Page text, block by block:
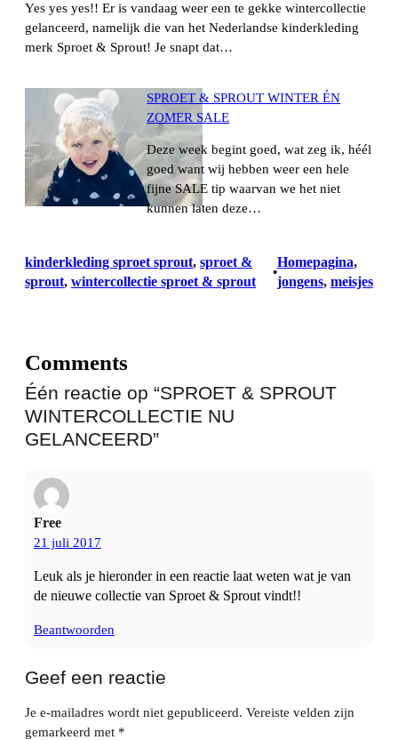
Yes yes yes!! Er is vandaag weer een te gekke wintercollectie
gelanceerd, namelijk die van het Nederlandse kinderkleding
merk Sproet & Sprout! Je snapt dat…
SPROET & SPROUT WINTER ÉN
ZOMER SALE
Deze week begint goed, wat zeg ik, héél
goed want wij hebben weer een hele
fijne SALE tip waarvan we het niet
kunnen laten deze…
kinderkleding sproet sprout, sproet &
sprout, wintercollectie sproet & sprout
•
Homepagina ,
jongens, meisjes
Comments
Één reactie op “SPROET & SPROUT
WINTERCOLLECTIE NU
GELANCEERD”
Free
21 juli 2017
Leuk als je hieronder in een reactie laat weten wat je van
de nieuwe collectie van Sproet & Sprout vindt!!
Beantwoorden
Geef een reactie
Je e-mailadres wordt niet gepubliceerd. Vereiste velden zijn
gemarkeerd met *